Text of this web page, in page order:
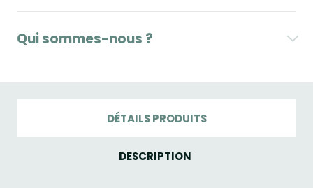
Qui sommes-nous ?
DÉTAILS PRODUITS
DESCRIPTION